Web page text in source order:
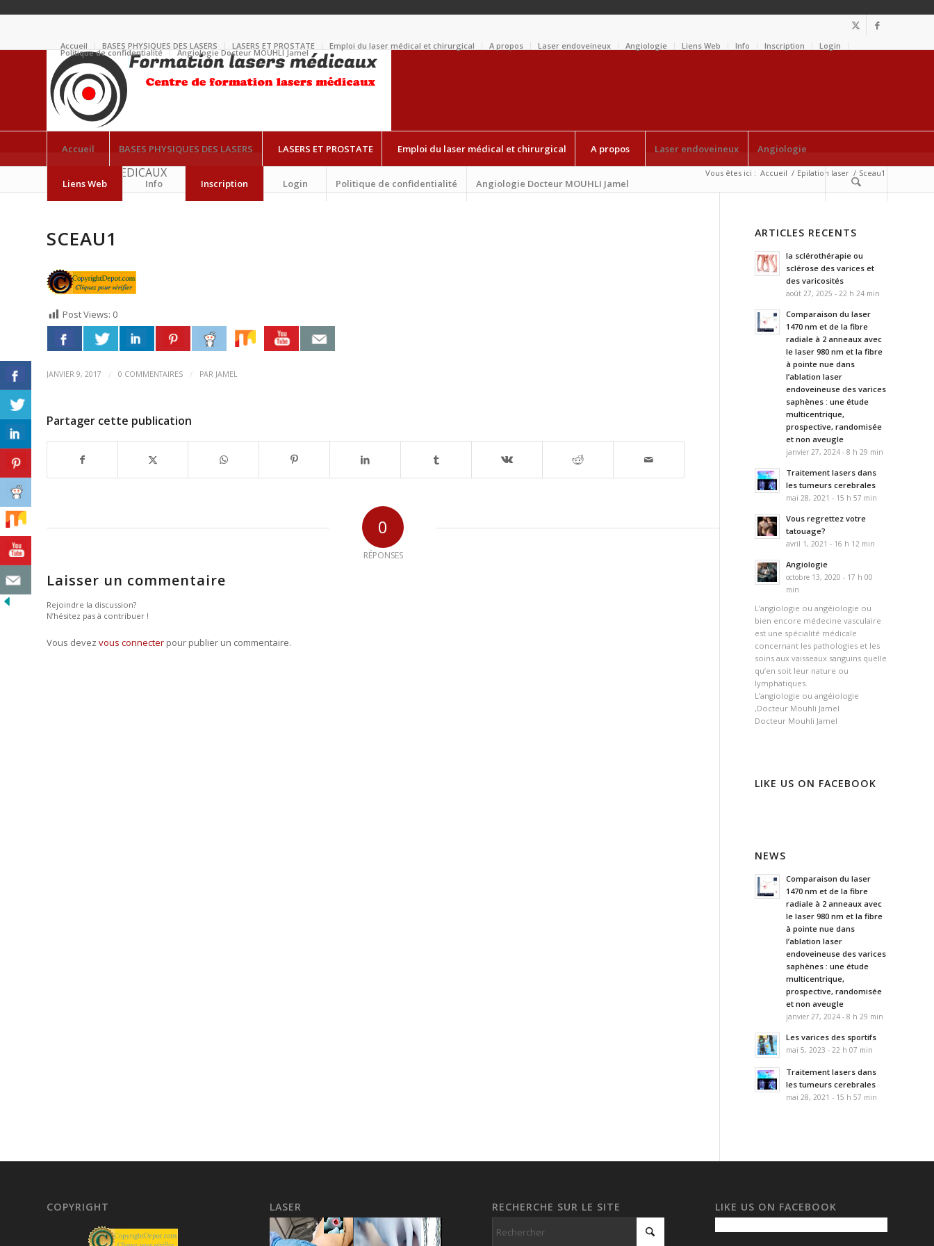
Accueil BASES PHYSIQUES DES LASERS LASERS ET PROSTATE Emploi du laser médical et chirurgical A propos Laser endoveineux Angiologie Liens Web Info Inscription Login
Politique de confidentialité Angiologie Docteur MOUHLI Jamel
Accueil BASES PHYSIQUES DES LASERS LASERS ET PROSTATE Emploi du laser médical et chirurgical A propos Laser endoveineux Angiologie
Liens Web Info Inscription Login Politique de confidentialité Angiologie Docteur MOUHLI Jamel
LES LASERS MEDICAUX Vous êtes ici : Accueil / Epilation laser / Sceau1
SCEAU1
Post Views: 0
JANVIER 9, 2017 / 0 COMMENTAIRES / PAR JAMEL
Partager cette publication
0
RÉPONSES
Laisser un commentaire
Rejoindre la discussion?
N’hésitez pas à contribuer !
Vous devez vous connecter pour publier un commentaire.
ARTICLES RECENTS
la sclérothérapie ou
sclérose des varices et
des varicosités
août 27, 2025 - 22 h 24 min
Comparaison du laser
1470 nm et de la fibre
radiale à 2 anneaux avec
le laser 980 nm et la fibre
à pointe nue dans
l’ablation laser
endoveineuse des varices
saphènes : une étude
multicentrique,
prospective, randomisée
et non aveugle
janvier 27, 2024 - 8 h 29 min
Traitement lasers dans
les tumeurs cerebrales
mai 28, 2021 - 15 h 57 min
Vous regrettez votre
tatouage?
avril 1, 2021 - 16 h 12 min
Angiologie
octobre 13, 2020 - 17 h 00
min
L’angiologie ou angéiologie ou
bien encore médecine vasculaire
est une spécialité médicale
concernant les pathologies et les
soins aux vaisseaux sanguins quelle
qu’en soit leur nature ou
lymphatiques.
L’angiologie ou angéiologie
,Docteur Mouhli Jamel
Docteur Mouhli Jamel
LIKE US ON FACEBOOK
NEWS
Comparaison du laser
1470 nm et de la fibre
radiale à 2 anneaux avec
le laser 980 nm et la fibre
à pointe nue dans
l’ablation laser
endoveineuse des varices
saphènes : une étude
multicentrique,
prospective, randomisée
et non aveugle
janvier 27, 2024 - 8 h 29 min
Les varices des sportifs
mai 5, 2023 - 22 h 07 min
Traitement lasers dans
les tumeurs cerebrales
mai 28, 2021 - 15 h 57 min
COPYRIGHT LASER RECHERCHE SUR LE SITE LIKE US ON FACEBOOK